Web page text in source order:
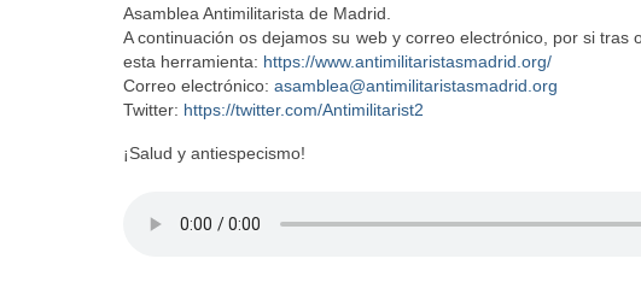
Asamblea Antimilitarista de Madrid.
A continuación os dejamos su web y correo electrónico, por si
esta herramienta: https://www.antimilitaristasmadrid.org/
Correo electrónico: asamblea@antimilitaristasmadrid.org
Twitter: https://twitter.com/Antimilitarist2
¡Salud y antiespecismo!